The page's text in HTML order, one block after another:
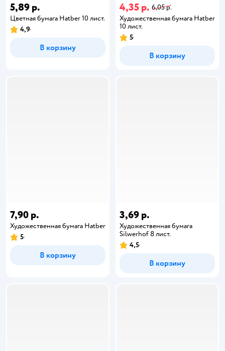
5,89 р.
Цветная бумага Hatber 10 лист.
4,9
В корзину
4,35 р. 6,05 р.
Художественная бумага Hatber
10 лист.
5
В корзину
7,90 р.
Художественная бумага Hatber
5
В корзину
3,69 р.
Художественная бумага
Silwerhof 8 лист.
4,5
В корзину